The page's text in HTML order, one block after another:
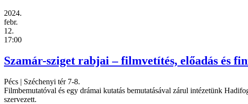
2024.
febr.
12.
17:00
Szamár-sziget rabjai – filmvetítés, előadás és
Pécs | Széchenyi tér 7-8.
Filmbemutatóval és egy drámai kutatás bemutatásával zárul intézetünk
szervezett.